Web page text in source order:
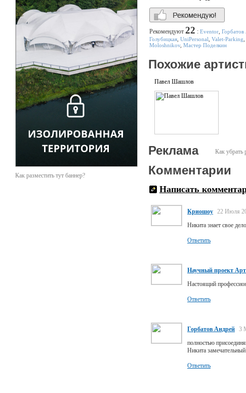
Как разместить тут баннер?
Рекомендуют 22 : Eventor
Голубицкая UniPersonal Valet-Parking
Moloshnikov, Мастер Поделкин
Похожие
Павел Шашлов
Как убрать
Реклама
Комментарии
Написать
Криошоу 22 Июля
Никита знает свое
Ответить
Научный проект
Настоящий
Ответить
Горбатов Андрей 3
полностью
Никита
Ответить